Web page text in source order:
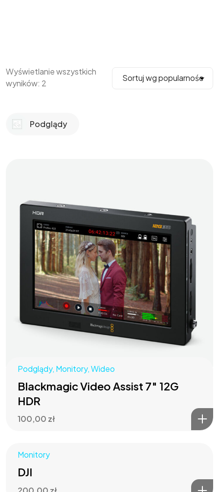
Wyświetlanie wszystkich
wyników: 2
Podglądy
Podglądy, Monitory,Wideo
Blackmagic Video Assist 7″ 12G
HDR
100,00 zł
Monitory
DJI